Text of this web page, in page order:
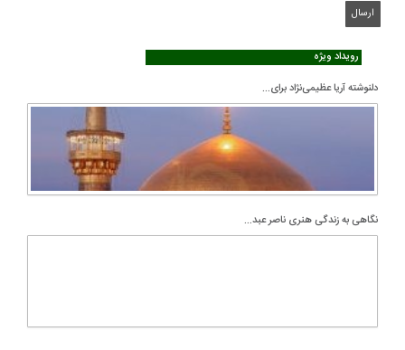
رویداد ویژه
دلنوشته آریا عظیمی‌نژاد برای...
نگاهی به زندگی هنری ناصر عبد...